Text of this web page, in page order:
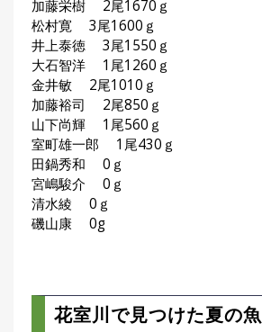
加藤栄樹 2尾1670ｇ
松村寛 3尾1600ｇ
井上泰徳 3尾1550ｇ
大石智洋 1尾1260ｇ
金井敏 2尾1010ｇ
加藤裕司 2尾850ｇ
山下尚輝 1尾560ｇ
室町雄一郎 1尾430ｇ
田鍋秀和 0ｇ
宮嶋駿介 0ｇ
清水綾 0ｇ
磯山康 0g
花室川で見つけた夏の魚
刊
つ
り
人
ブ
ロ
グ
問